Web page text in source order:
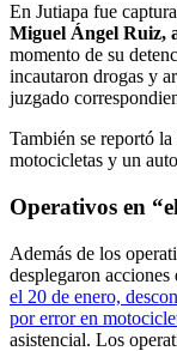
En Jutiapa fue
Miguel Ángel Ruiz,
momento de su
incautaron drogas y
juzgado
También se reportó
motocicletas y un
Operativos en
Además de los
desplegaron
el 20 de enero,
por error en
asistencial. Los